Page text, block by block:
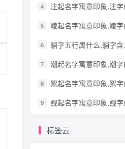
4 注起名字寓意印象,注字的
5 崚起名字寓意印象,崚字的
6 躺字五行属什么,躺字
7 潮起名字寓意印象,潮字的
8 絮起名字寓意印象,絮字的
9 觊起名字寓意印象,觊字的
标签云